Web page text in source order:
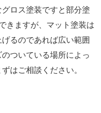
ロス塗装ですと部分塗
きますが、マット塗装は
るのであれば広い範囲
ついている場所によっ
はご相談ください。